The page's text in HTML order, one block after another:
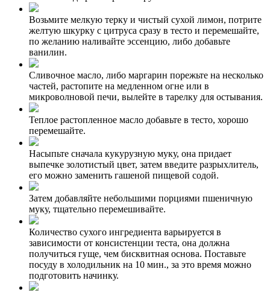
Возьмите мелкую терку и чистый сухой лимон, потрите
желтую шкурку с цитруса сразу в тесто и перемешайте,
по желанию наливайте эссенцию, либо добавьте
ванилин.
Сливочное масло, либо маргарин порежьте на несколько
частей, растопите на медленном огне или в
микроволновой печи, вылейте в тарелку для остывания.
Теплое растопленное масло добавьте в тесто, хорошо
перемешайте.
Насыпьте сначала кукурузную муку, она придает
выпечке золотистый цвет, затем введите разрыхлитель,
его можно заменить гашеной пищевой содой.
Затем добавляйте небольшими порциями пшеничную
муку, тщательно перемешивайте.
Количество сухого ингредиента варьируется в
зависимости от консистенции теста, она должна
получиться гуще, чем бисквитная основа. Поставьте
посуду в холодильник на 10 мин., за это время можно
подготовить начинку.